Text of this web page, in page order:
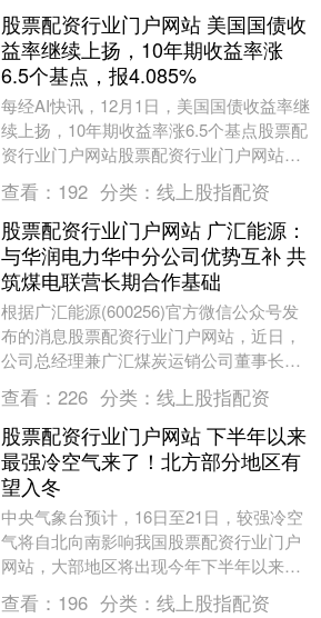
股票配资行业门户网站 美国国债收
益率继续上扬，10年期收益率涨
6.5个基点，报4.085%
每经AI快讯，12月1日，美国国债收益率继
续上扬，10年期收益率涨6.5个基点股票配
资行业门户网站股票配资行业门户网站，
报4.085%。....
查看： 192 分类： 线上股指配资
股票配资行业门户网站 广汇能源：
与华润电力华中分公司优势互补 共
筑煤电联营长期合作基础
根据广汇能源(600256)官方微信公众号发
布的消息股票配资行业门户网站，近日，
公司总经理兼广汇煤炭运销公司董事长戚
庆丰与来访的华润电力投资有限公司华中
分公司副....
查看： 226 分类： 线上股指配资
股票配资行业门户网站 下半年以来
最强冷空气来了！北方部分地区有
望入冬
中央气象台预计，16日至21日，较强冷空
气将自北向南影响我国股票配资行业门户
网站，大部地区将出现今年下半年以来最
低气温。16日至17日，四川盆地东部至黄
查看： 196 分类： 线上股指配资